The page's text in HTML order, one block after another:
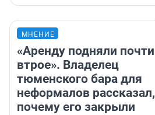
МНЕНИЕ
«Аренду подняли почти
втрое». Владелец
тюменского бара для
неформалов рассказал,
почему его закрыли